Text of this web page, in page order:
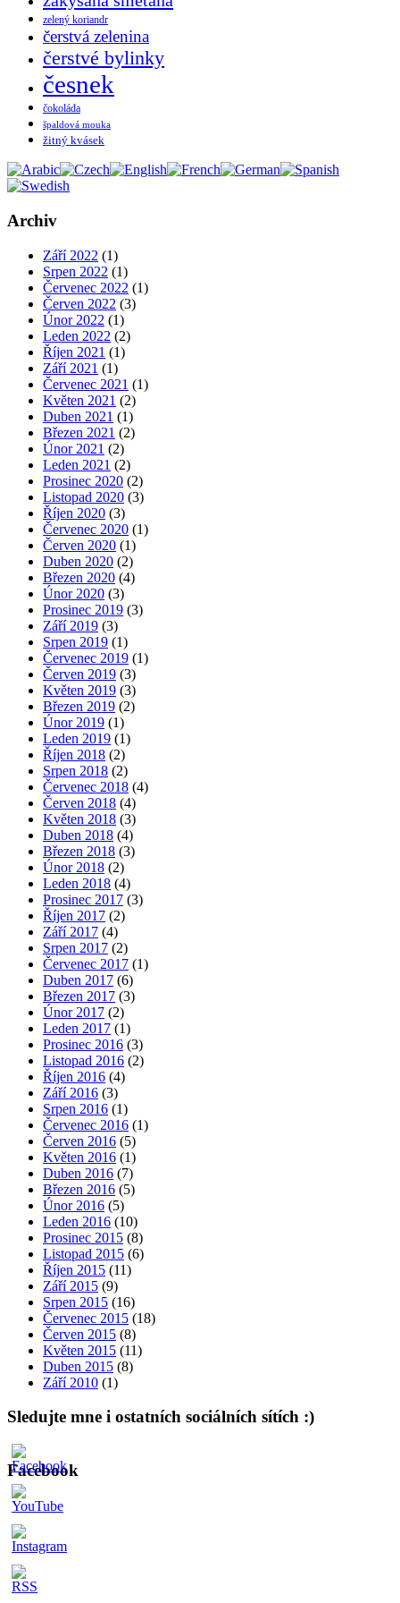
zelený koriandr
čerstvá zelenina
čerstvé bylinky
česnek
čokoláda
špaldová mouka
žitný kvásek
Archiv
Září 2022 (1)
Srpen 2022 (1)
Červenec 2022 (1)
Červen 2022 (3)
Únor 2022 (1)
Leden 2022 (2)
Říjen 2021 (1)
Září 2021 (1)
Červenec 2021 (1)
Květen 2021 (2)
Duben 2021 (1)
Březen 2021 (2)
Únor 2021 (2)
Leden 2021 (2)
Prosinec 2020 (2)
Listopad 2020 (3)
Říjen 2020 (3)
Červenec 2020 (1)
Červen 2020 (1)
Duben 2020 (2)
Březen 2020 (4)
Únor 2020 (3)
Prosinec 2019 (3)
Září 2019 (3)
Srpen 2019 (1)
Červenec 2019 (1)
Červen 2019 (3)
Květen 2019 (3)
Březen 2019 (2)
Únor 2019 (1)
Leden 2019 (1)
Říjen 2018 (2)
Srpen 2018 (2)
Červenec 2018 (4)
Červen 2018 (4)
Květen 2018 (3)
Duben 2018 (4)
Březen 2018 (3)
Únor 2018 (2)
Leden 2018 (4)
Prosinec 2017 (3)
Říjen 2017 (2)
Září 2017 (4)
Srpen 2017 (2)
Červenec 2017 (1)
Duben 2017 (6)
Březen 2017 (3)
Únor 2017 (2)
Leden 2017 (1)
Prosinec 2016 (3)
Listopad 2016 (2)
Říjen 2016 (4)
Září 2016 (3)
Srpen 2016 (1)
Červenec 2016 (1)
Červen 2016 (5)
Květen 2016 (1)
Duben 2016 (7)
Březen 2016 (5)
Únor 2016 (5)
Leden 2016 (10)
Prosinec 2015 (8)
Listopad 2015 (6)
Říjen 2015 (11)
Září 2015 (9)
Srpen 2015 (16)
Červenec 2015 (18)
Červen 2015 (8)
Květen 2015 (11)
Duben 2015 (8)
Září 2010 (1)
Sledujte mne i ostatních sociálních sítích :)
Facebook